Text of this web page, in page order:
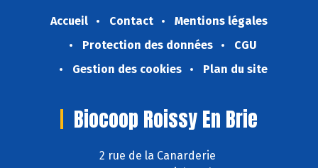
Accueil Contact
Mentions légales
Protection des données
CGU
Gestion des cookies
Plan du site
Biocoop Roissy En Brie
2 rue de la Canarderie